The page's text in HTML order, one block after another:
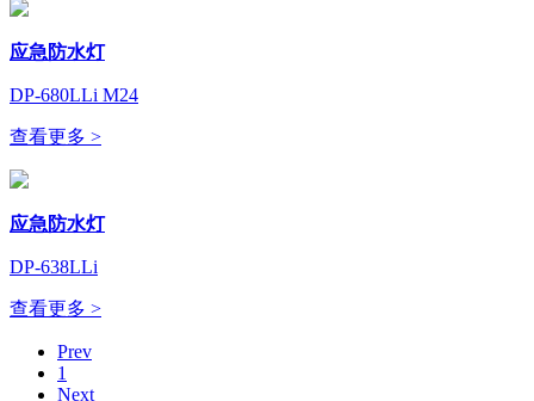
应急防水灯
DP-680LLi M24
查看更多 >
应急防水灯
DP-638LLi
查看更多 >
Prev
1
Next